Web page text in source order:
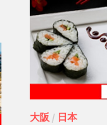
大阪 / 日本